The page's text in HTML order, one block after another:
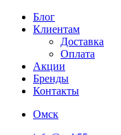
Блог
Клиентам
Доставка
Оплата
Акции
Бренды
Контакты
Омск